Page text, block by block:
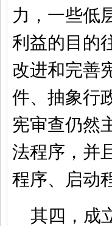
力，一些低
利益的目的
改进和完善
件、抽象行
宪审查仍然
法程序，并
程序、启动
其四，成